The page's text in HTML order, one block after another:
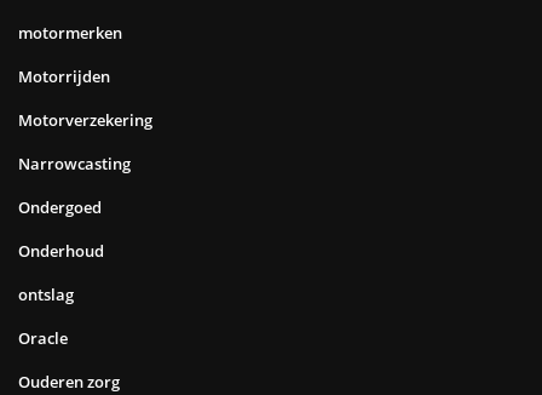
motormerken
Motorrijden
Motorverzekering
Narrowcasting
Ondergoed
Onderhoud
ontslag
Oracle
Ouderen zorg